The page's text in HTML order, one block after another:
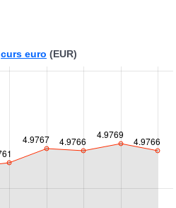
curs euro (EUR)